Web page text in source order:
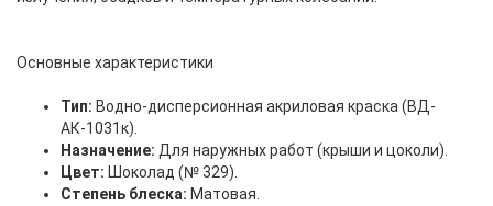
Основные характеристики
Тип: Водно-дисперсионная акриловая краска (ВД-
АК-1031к).
Назначение: Для наружных работ (крыши и цоколи).
Цвет: Шоколад (№ 329).
Степень блеска: Матовая.